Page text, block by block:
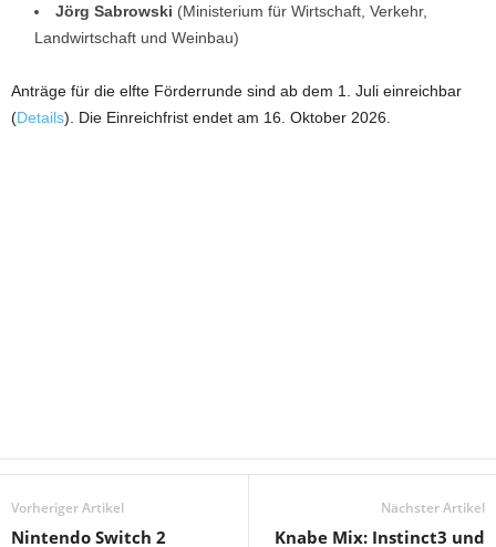
Jörg Sabrowski (Ministerium für Wirtschaft, Verkehr,
Landwirtschaft und Weinbau)
Anträge für die elfte Förderrunde sind ab dem 1. Juli einreichbar
(Details). Die Einreichfrist endet am 16. Oktober 2026.
Vorheriger Artikel
Nintendo Switch 2
Nächster Artikel
Knabe Mix: Instinct3 und